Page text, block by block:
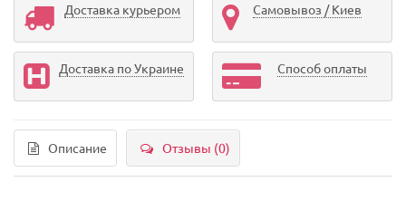
Доставка курьером Самовывоз / Киев
Доставка по Украине Способ оплаты
Описание Отзывы (0)